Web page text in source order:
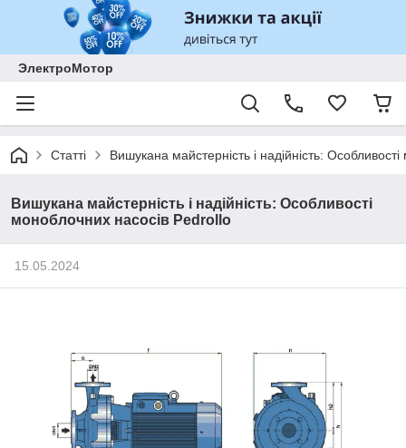
ЭлектроМотор
Статті Вишукана майстерність і надійність:
Вишукана майстерність і надійність: Особливості
моноблочних насосів Pedrollo
15.05.2024